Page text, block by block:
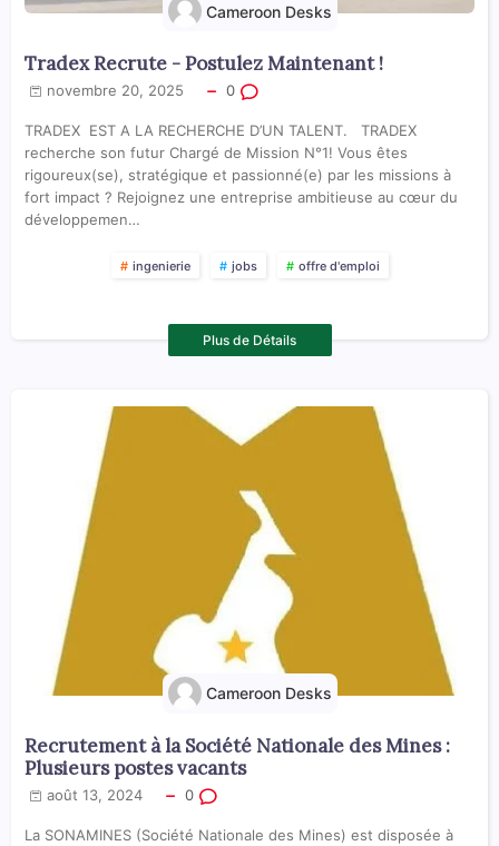
Tradex Recrute - Postulez Maintenant !
novembre 20, 2025 0
TRADEX EST A LA RECHERCHE D’UN TALENT. TRADEX
recherche son futur Chargé de Mission N°1! Vous êtes
rigoureux(se), stratégique et passionné(e) par les missions à
fort impact ? Rejoignez une entreprise ambitieuse au cœur du
développemen…
ingenierie jobs offre d'emploi
Cameroon Desks
Plus de Détails
Recrutement à la Société Nationale des Mines :
Plusieurs postes vacants
août 13, 2024 0
La SONAMINES (Société Nationale des Mines) est disposée à
Cameroon Desks